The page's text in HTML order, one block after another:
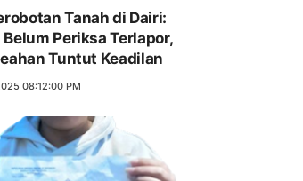
Tanah di Dairi:
Periksa Terlapor,
Tuntut Keadilan
08:12:00 PM